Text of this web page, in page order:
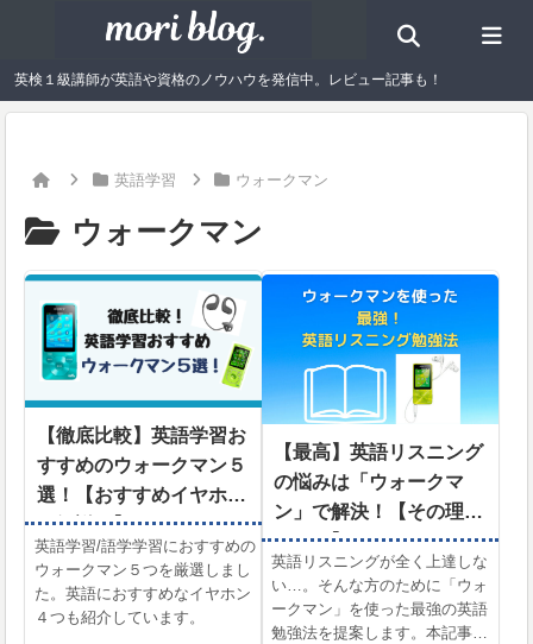
英検１級講師が英語や資格のノウハウを発信中。レビュー記事も！
英語学習 ウォークマン
ウォークマン
【徹底比較】英語学習お
すすめのウォークマン５
選！【おすすめイヤホン
も解説！】
英語学習/語学学習におすすめの
ウォークマン５つを厳選しまし
た。英語におすすめなイヤホン
４つも紹介しています。
【最高】英語リスニング
の悩みは「ウォークマ
ン」で解決！【その理由
とは…】
英語リスニングが全く上達しな
い…。そんな方のために「ウォ
ークマン」を使った最強の英語
勉強法を提案します。本記事で